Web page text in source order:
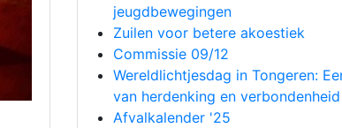
jeugdbewegingen
Zuilen voor betere akoestiek
Commissie 09/12
Wereldlichtjesdag in Tongeren:
van herdenking en verbondenheid
Afvalkalender '25